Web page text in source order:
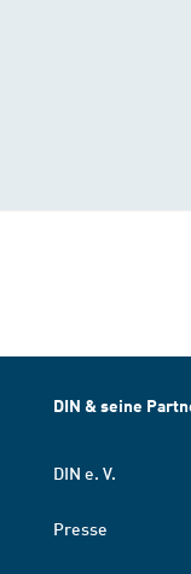
DIN & seine
DIN e. V.
Presse